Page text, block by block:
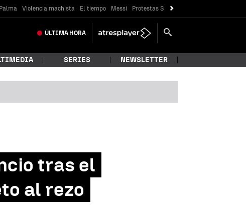
Violencia machista El tiempo Messi Protestas Sóller
ÚLTIMA HORA
SERIES NEWSLETTER
tras el
al rezo